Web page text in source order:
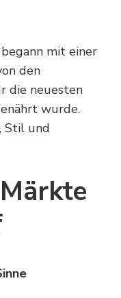
mit einer
den
die neuesten
wurde.
Stil und